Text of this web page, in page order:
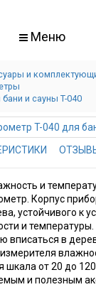
Меню
и
и сауны T-040
и
Корпус
устойчивого к
и температуры.
вписаться в
шкала от 20 до
и полезным